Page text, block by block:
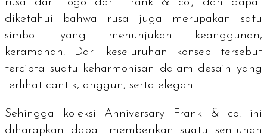
diketahui bahwa rusa juga merupakan satu
simbol yang menunjukan keanggunan,
keramahan. Dari keseluruhan konsep tersebut
tercipta suatu keharmonisan dalam desain yang
terlihat cantik, anggun, serta elegan.
Sehingga koleksi Anniversary
Frank & co. ini
diharapkan dapat memberikan suatu sentuhan